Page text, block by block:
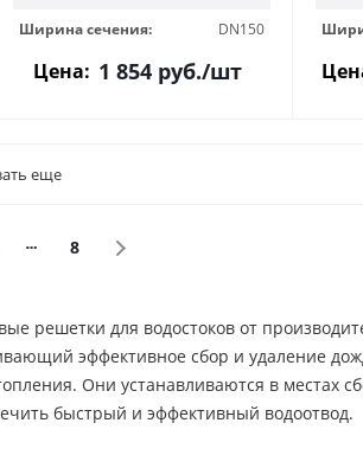
Ширина сечения:
DN150
Цена: 1 854 руб./шт
еще
8
решетки для водостоков от
эффективное сбор и удаление
Они устанавливаются в местах
быстрый и эффективный водоотвод.